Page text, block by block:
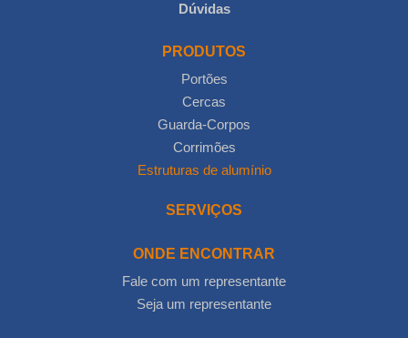
Dúvidas
PRODUTOS
Portões
Cercas
Guarda-Corpos
Corrimões
Estruturas de alumínio
SERVIÇOS
ONDE ENCONTRAR
Fale com um representante
Seja um representante